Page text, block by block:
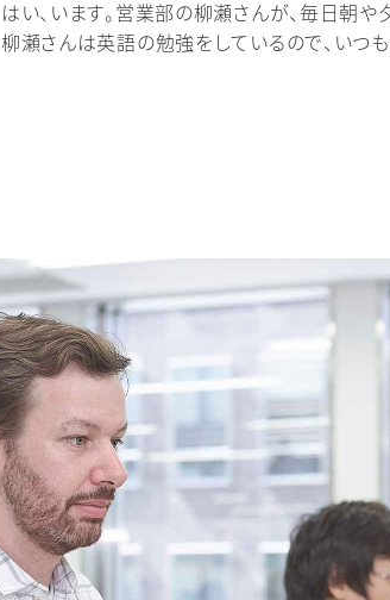
はい、います。営業部の柳瀬さんが、毎日朝や
柳瀬さんは英語の勉強をしているので、いつ